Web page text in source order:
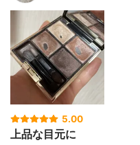
5.00
上品な目元に